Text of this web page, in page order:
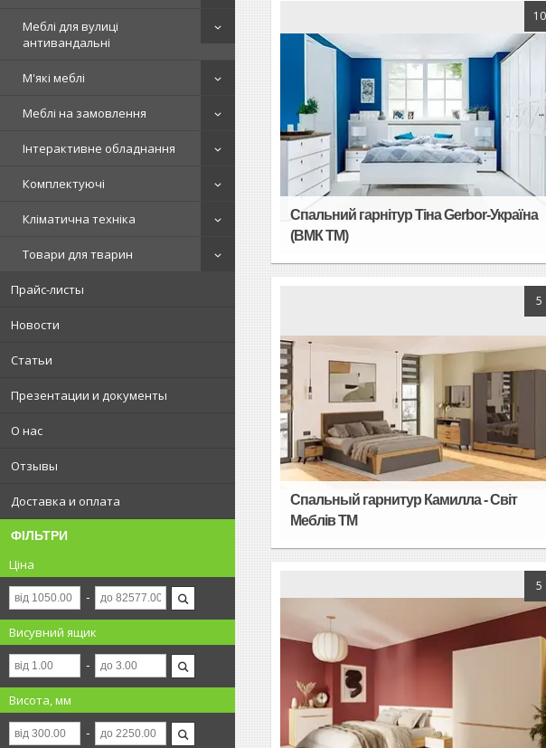
Меблі для вулиці
антивандальні
М'які меблі
Меблі на замовлення
Інтерактивне обладнання
Комплектуючі
Кліматична техніка
Товари для тварин
Прайс-листы
Новости
Статьи
Презентации и документы
О нас
Отзывы
Доставка и оплата
ФІЛЬТРИ
Ціна
Висувний ящик
Висота, мм
10
Спальний гарнітур Тіна Gerbor-Україна
(ВМК ТМ)
5
Спальный гарнитур Камилла - Світ
Меблів TM
5